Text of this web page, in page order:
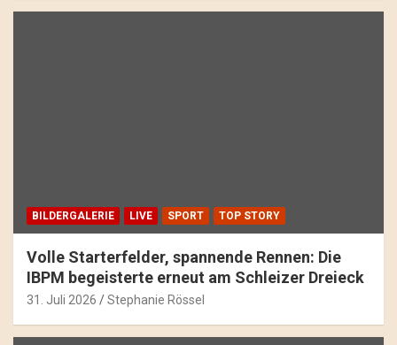
BILDERGALERIE LIVE SPORT TOP STORY
Volle Starterfelder, spannende Rennen: Die
IBPM begeisterte erneut am Schleizer Dreieck
31. Juli 2026 Stephanie Rössel